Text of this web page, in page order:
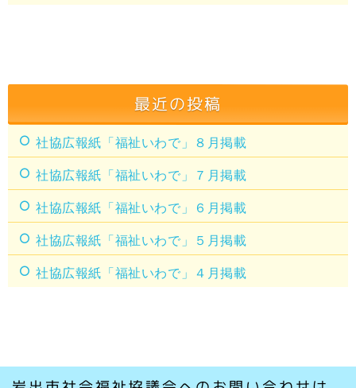
最近の投稿
社協広報紙「福祉いわで」８月掲載
社協広報紙「福祉いわで」７月掲載
社協広報紙「福祉いわで」６月掲載
社協広報紙「福祉いわで」５月掲載
社協広報紙「福祉いわで」４月掲載